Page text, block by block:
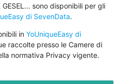
GESEL... sono disponibili per gli
di SevenData.
inYoUniqueEasy di
raccolte presso le Camere di
normativa Privacy vigente.